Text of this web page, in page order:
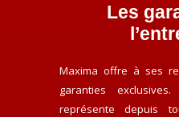
Les
Maxima offre à ses
garanties
représente depuis